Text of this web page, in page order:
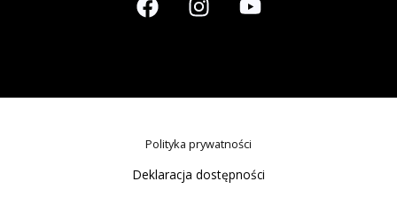
Polityka prywatności
Deklaracja dostępności